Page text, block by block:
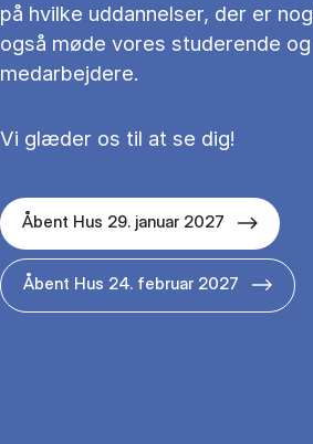
på hvilke uddannelser, der er
også møde vores studerende
medarbejdere.
Vi glæder os til at se dig!
Åbent Hus 29. januar 2027
Åbent Hus 24. februar 2027